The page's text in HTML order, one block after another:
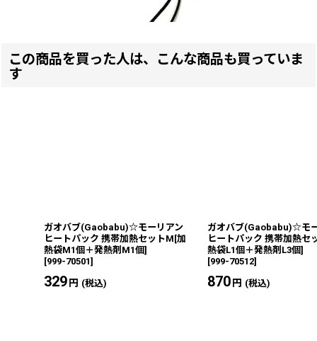
この商品を買った人は、こんな商品も買っていま
す
ガオバブ(Gaobabu)☆モーリアン
ヒートパック 携帯加熱セットM[加
熱袋M1個＋発熱剤M1個]
[999-70501]
329円 (税込)
ガオバブ(Gaobabu)☆モ
ヒートパック 携帯加熱セ
熱袋L1個＋発熱剤L3個]
[999-70512]
870円 (税込)